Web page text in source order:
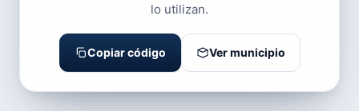
lo utilizan.
Copiar código Ver municipio